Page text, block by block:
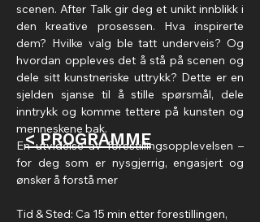
scenen. After Talk gir deg et unikt innblikk i
den kreative prosessen. Hva inspirerte
dem? Hvilke valg ble tatt underveis? Og
hvordan oppleves det å stå på scenen og
dele sitt kunstneriske uttrykk? Dette er en
sjelden sjanse til å stille spørsmål, dele
inntrykk og komme tettere på kunsten og
menneskene bak.
En utvidelse av forestillingsopplevelsen –
for deg som er nysgjerrig, engasjert og
ønsker å forstå mer
Tid & Sted: Ca 15 min etter forestillingen,
< PROGRAMME